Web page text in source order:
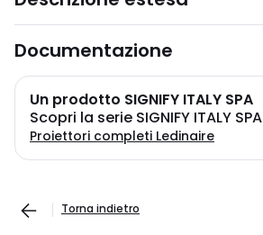
Documentazione
Un prodotto SIGNIFY ITALY SPA
Scopri la serie SIGNIFY ITALY SPA
Proiettori completi Ledinaire
Torna indietro